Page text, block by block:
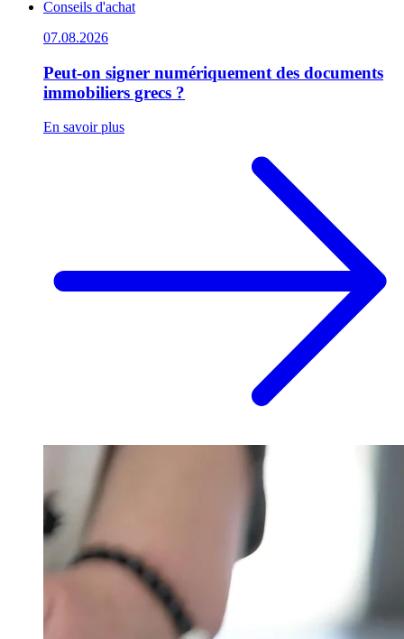
Conseils d'achat
07.08.2026
Peut-on signer numériquement des documents
immobiliers grecs ?
En savoir plus